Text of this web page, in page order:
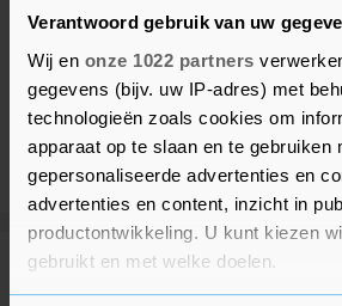
Verantwoord gebruik van uw
Wij en onze 1022 partners
gegevens (bijv. uw IP-adres) met
technologieën zoals cookies om
apparaat op te slaan en te gebruiken
gepersonaliseerde advertenties en
advertenties en content, inzicht in
productontwikkeling. U kunt kiezen
gebruikt en met welke doelen.
Meer uit Sport